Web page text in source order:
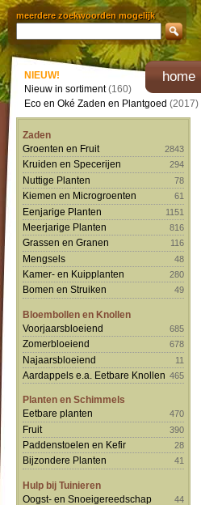
meerdere zoekwoorden mogelijk
home
NIEUW!
Nieuw in sortiment(160)
Eco en Oké Zaden en Plantgoed (2017)
Zaden
Groenten en Fruit
2843
Kruiden en Specerijen 294
Nuttige Planten 78
Kiemen en Microgroenten 61
Eenjarige Planten 1151
Meerjarige Planten 816
Grassen en Granen 116
Mengsels 48
Kamer- en Kuipplanten 280
Bomen en Struiken 49
Bloembollen en Knollen
Voorjaarsbloeiend
685
Zomerbloeiend 678
Najaarsbloeiend 11
Aardappels e.a. Eetbare Knollen 465
Planten en Schimmels
Eetbare planten
470
Fruit 390
Paddenstoelen en Kefir 28
Bijzondere Planten 41
Hulp bij Tuinieren
Oogst- en Snoeigereedschap
44